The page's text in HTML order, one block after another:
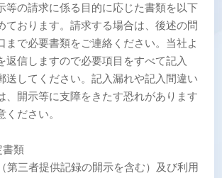
等の請求に係る目的に応じた書類を以下
ております。請求する場合は、後述の問
まで必要書類をご連絡ください。当社よ
返信しますので必要項目をすべて記入
送してください。記入漏れや記入間違い
、開示等に支障をきたす恐れがあります
ください。
書類
第三者提供記録の開示を含む）及び利用